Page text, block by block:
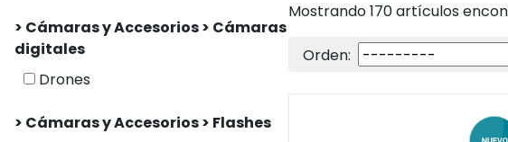
> Cámaras y Accesorios > Cámaras
digitales
Drones
> Cámaras y Accesorios > Flashes
Mostrando 170 artículos
Orden: